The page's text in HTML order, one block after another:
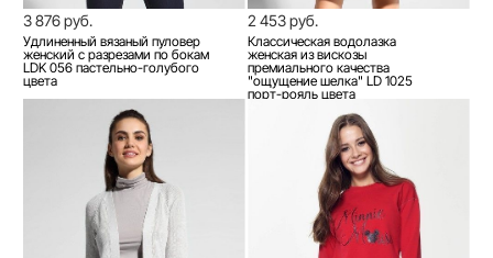
3 876 руб.
Удлиненный вязаный пуловер
женский с разрезами по бокам
LDK 056 пастельно-голубого
цвета
2 453 руб.
Классическая водолазка
женская из вискозы
премиального качества
"ощущение шелка" LD 1025
порт-рояль цвета